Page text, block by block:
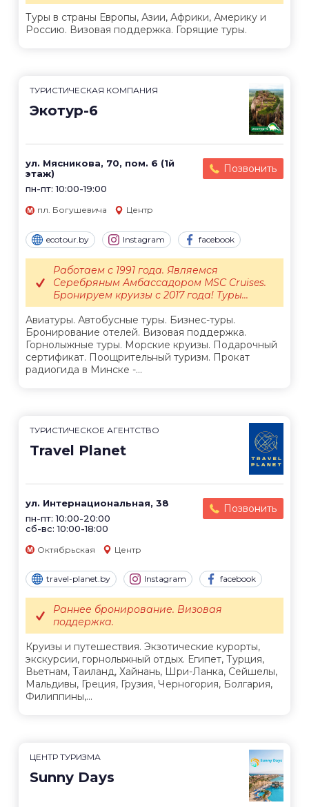
Туры в страны Европы, Азии, Африки, Америку и
Россию. Визовая поддержка. Горящие туры.
ТУРИСТИЧЕСКАЯ КОМПАНИЯ
Экотур-6
ул. Мясникова, 70, пом. 6 (1й
этаж)
пн-пт: 10:00-19:00
Позвонить
пл. Богушевича Центр
ecotour.by Instagram facebook
Авиатуры. Автобусные туры. Бизнес-туры.
Бронирование отелей. Визовая поддержка.
Горнолыжные туры. Морские круизы. Подарочный
сертификат. Поощрительный туризм. Прокат
радиогида в Минске -...
Работаем с 1991 года. Являемся
Серебряным Амбассадором MSC Cruises.
Бронируем круизы с 2017 года! Туры...
ТУРИСТИЧЕСКОЕ АГЕНТСТВО
Travel Planet
ул. Интернациональная, 38
пн-пт: 10:00-20:00
сб-вс: 10:00-18:00
Позвонить
Октябрьская Центр
travel-planet.by Instagram facebook
Круизы и путешествия. Экзотические курорты,
экскурсии, горнолыжный отдых. Египет, Турция,
Вьетнам, Таиланд, Хайнань, Шри-Ланка, Сейшелы,
Мальдивы, Греция, Грузия, Черногория, Болгария,
Филиппины,...
Раннее бронирование. Визовая
поддержка.
ЦЕНТР ТУРИЗМА
Sunny Days